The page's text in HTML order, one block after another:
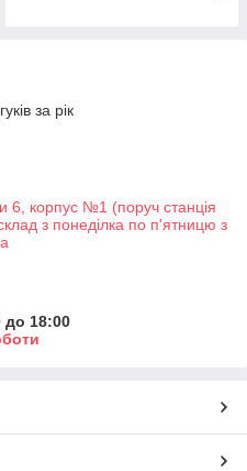
за рік
6, корпус №1 (поруч станція
з понеділка по п'ятницю з
до 18:00